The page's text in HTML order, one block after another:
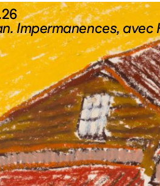
Impermanences, avec